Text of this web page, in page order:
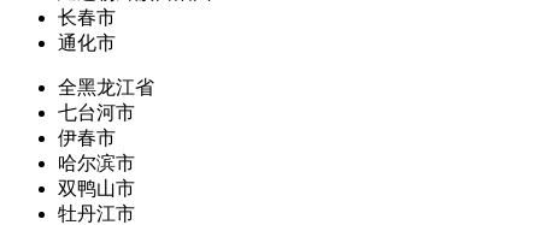
长春市
通化市
全黑龙江省
七台河市
伊春市
哈尔滨市
双鸭山市
牡丹江市